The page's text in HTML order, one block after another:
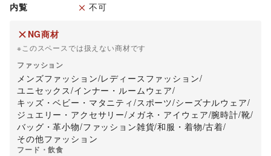
内覧 不可
NG商材
※このスペースでは扱えない商材です
ファッション
メンズファッション/レディースファッション/
ユニセックス/インナー・ルームウェア/
キッズ・ベビー・マタニティ /スポーツ/シーズナルウェア/
ジュエリー・アクセサリー/メガネ・アイウェア/腕時計/靴/
バッグ・革小物/ファッション雑貨/和服・着物/古着/
その他ファッション
フード・飲食